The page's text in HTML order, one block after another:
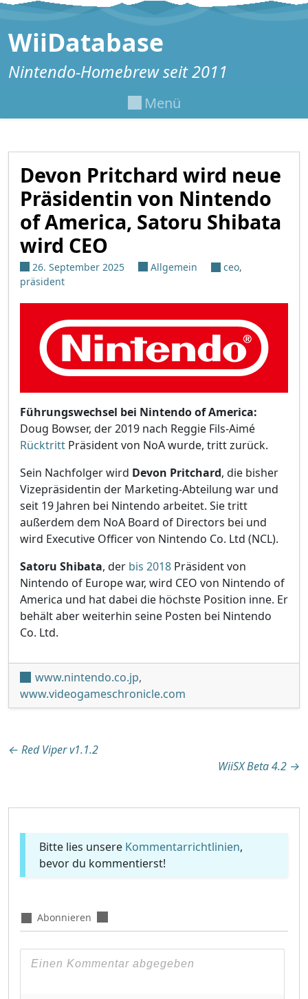
Zum Inhalt springen
WiiDatabase
Nintendo-Homebrew seit 2011
Menü
Devon Pritchard wird neue
Präsidentin von Nintendo
of America, Satoru Shibata
wird CEO
26. September 2025 Allgemein ceo,
präsident
Führungswechsel bei Nintendo of America:
Doug Bowser, der 2019 nach Reggie Fils-Aimé
Rücktritt Präsident von NoA wurde, tritt zurück.
Sein Nachfolger wird Devon Pritchard, die bisher
Vizepräsidentin der Marketing-Abteilung war und
seit 19 Jahren bei Nintendo arbeitet. Sie tritt
außerdem dem NoA Board of Directors bei und
wird Executive Officer von Nintendo Co. Ltd (NCL).
Satoru Shibata, der bis 2018 Präsident von
Nintendo of Europe war, wird CEO von Nintendo of
America und hat dabei die höchste Position inne. Er
behält aber weiterhin seine Posten bei Nintendo
Co. Ltd.
www.nintendo.co.jp,
www.videogameschronicle.com
Beitragsnavigation
← Red Viper v1.1.2
WiiSX Beta 4.2 →
Bitte lies unsere Kommentarrichtlinien,
bevor du kommentierst!
Abonnieren